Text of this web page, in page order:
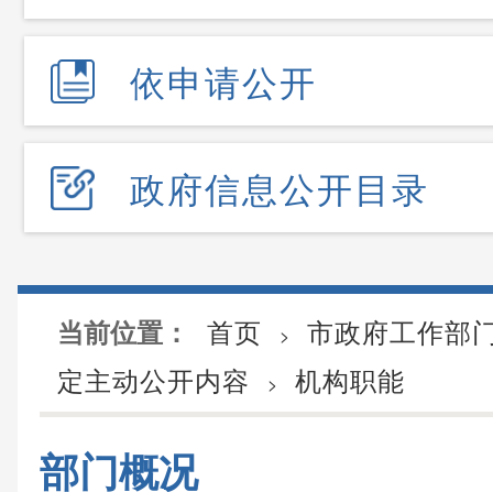
依申请公开
政府信息公开目录
当前位置： 首页 >
市政府工作部
定主动公开内容
> 机构职能
部门概况